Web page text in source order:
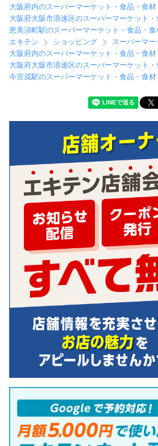
大阪府内のスーパーマーケット・食品・食材
大阪府大阪市浪速区のスーパーマーケット
恵美須町駅のスーパーマーケット・食品・食
エキテン
ショッピング
スーパーマ
大阪府内のスーパーマーケット・食品・食材
大阪府大阪市浪速区のスーパーマーケット
今宮戎駅のスーパーマーケット・食品・食材